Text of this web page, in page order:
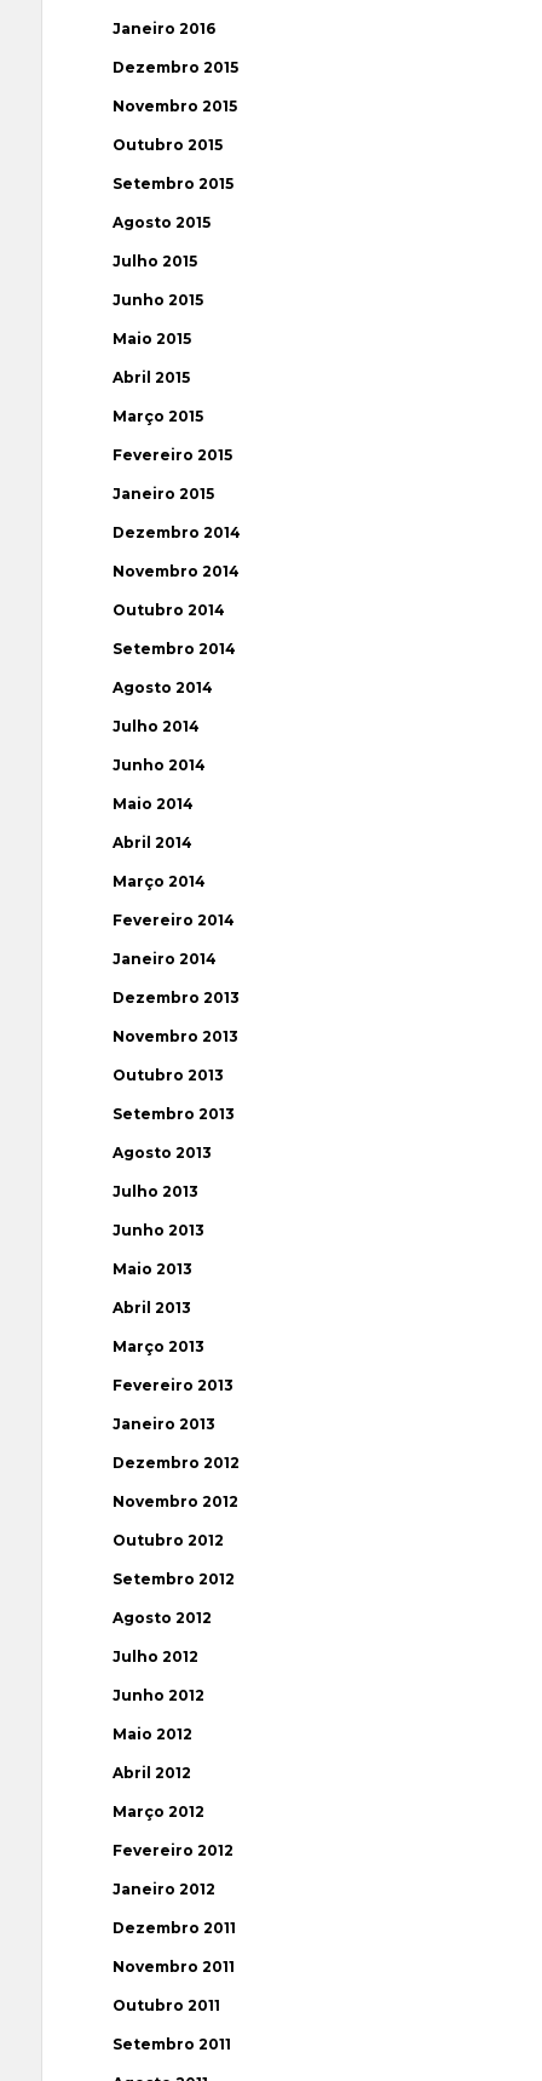
Janeiro 2016
Dezembro 2015
Novembro 2015
Outubro 2015
Setembro 2015
Agosto 2015
Julho 2015
Junho 2015
Maio 2015
Abril 2015
Março 2015
Fevereiro 2015
Janeiro 2015
Dezembro 2014
Novembro 2014
Outubro 2014
Setembro 2014
Agosto 2014
Julho 2014
Junho 2014
Maio 2014
Abril 2014
Março 2014
Fevereiro 2014
Janeiro 2014
Dezembro 2013
Novembro 2013
Outubro 2013
Setembro 2013
Agosto 2013
Julho 2013
Junho 2013
Maio 2013
Abril 2013
Março 2013
Fevereiro 2013
Janeiro 2013
Dezembro 2012
Novembro 2012
Outubro 2012
Setembro 2012
Agosto 2012
Julho 2012
Junho 2012
Maio 2012
Abril 2012
Março 2012
Fevereiro 2012
Janeiro 2012
Dezembro 2011
Novembro 2011
Outubro 2011
Setembro 2011